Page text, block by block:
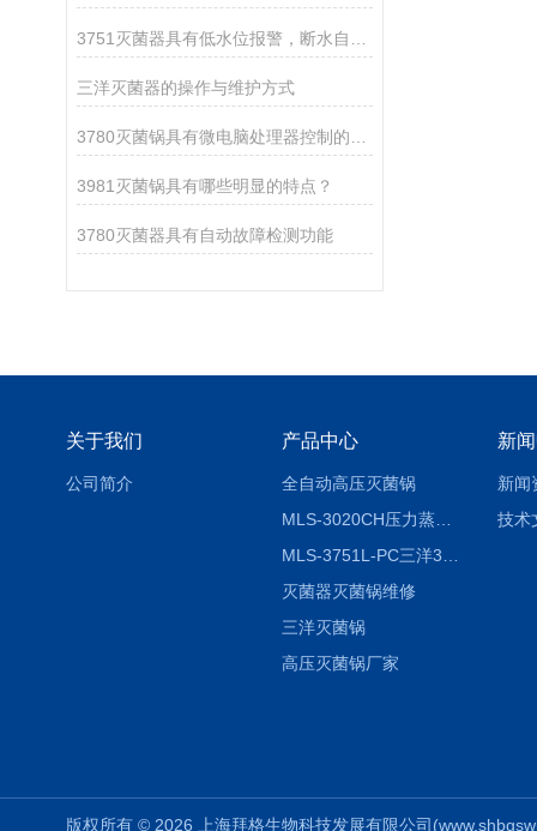
三洋灭菌器的操作与维护方式
3981灭菌锅具有哪些明显的特点？
3780灭菌器具有自动故障检测功能
关于我们
公司简介
产品中心
全自动高压灭菌锅
MLS-3020CH压力蒸汽灭菌器
灭菌器灭菌锅维修
三洋灭菌锅
高压灭菌锅厂家
新
新闻
技术
版权所有 © 2026 上海拜格生物科技发展有限公司